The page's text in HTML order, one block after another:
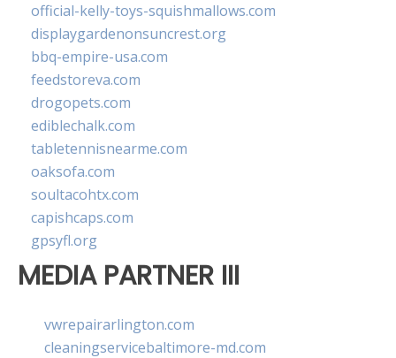
official-kelly-toys-squishmallows.com
displaygardenonsuncrest.org
bbq-empire-usa.com
feedstoreva.com
drogopets.com
ediblechalk.com
tabletennisnearme.com
oaksofa.com
soultacohtx.com
capishcaps.com
gpsyfl.org
MEDIA PARTNER III
vwrepairarlington.com
cleaningservicebaltimore-md.com